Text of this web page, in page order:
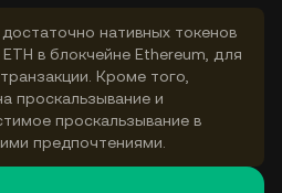
нативных токенов
в блокчейне Ethereum, для
Кроме того,
проскальзывание и
проскальзывание в
предпочтениями.